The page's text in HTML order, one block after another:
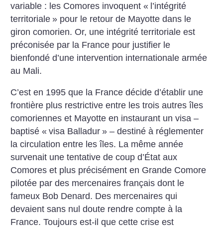
variable : les Comores invoquent « l’intégrité
territoriale » pour le retour de Mayotte dans le
giron comorien. Or, une intégrité territoriale est
préconisée par la France pour justifier le
bienfondé d’une intervention internationale armée
au Mali.
C’est en 1995 que la France décide d’établir une
frontière plus restrictive entre les trois autres îles
comoriennes et Mayotte en instaurant un visa –
baptisé « visa Balladur » – destiné à réglementer
la circulation entre les îles. La même année
survenait une tentative de coup d’État aux
Comores et plus précisément en Grande Comore
pilotée par des mercenaires français dont le
fameux Bob Denard. Des mercenaires qui
devaient sans nul doute rendre compte à la
France. Toujours est-il que cette crise est